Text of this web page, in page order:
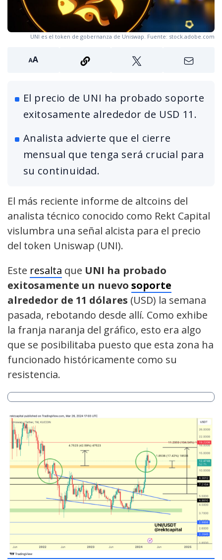
UNI es el token de gobernanza de Uniswap. Fuente: stock.adobe.com
El precio de UNI ha probado soporte
exitosamente alrededor de USD 11.
Analista advierte que el cierre
mensual que tenga será crucial para
su continuidad.
El más reciente informe de altcoins del
analista técnico conocido como Rekt Capital
vislumbra una señal alcista para el precio
del token Uniswap (UNI).
Este resalta que UNI ha probado
exitosamente un nuevo soporte
alrededor de 11 dólares (USD) la semana
pasada, rebotando desde allí. Como exhibe
la franja naranja del gráfico, esto era algo
que se posibilitaba puesto que esta zona ha
funcionado históricamente como su
resistencia.